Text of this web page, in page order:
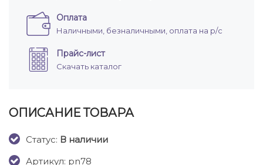
Оплата
Наличными, безналичными, оплата на р/с
Прайс-лист
Скачать каталог
ОПИСАНИЕ ТОВАРА
Cтатус: В наличии
Артикул: pn78